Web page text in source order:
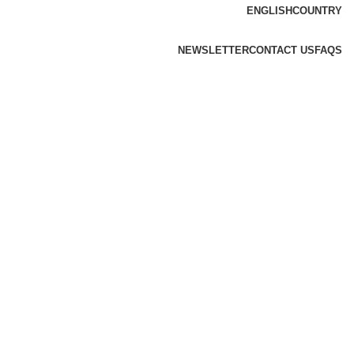
ENGLISHCOUNTRY
NEWSLETTERCONTACT US FAQS